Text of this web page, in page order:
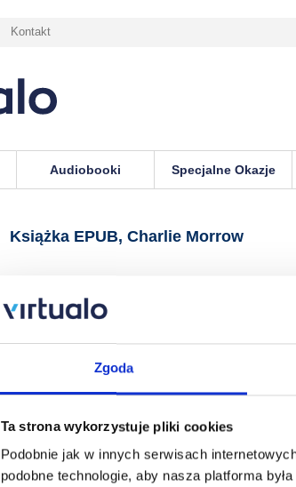
Zgoda
Ta strona wykorzystuje pliki cookies
Podobnie jak w innych serwisach
podobne technologie, aby nasza platforma
Kontakt
Audiobooki Specjalne Okazje
Książka EPUB, Charlie Morrow